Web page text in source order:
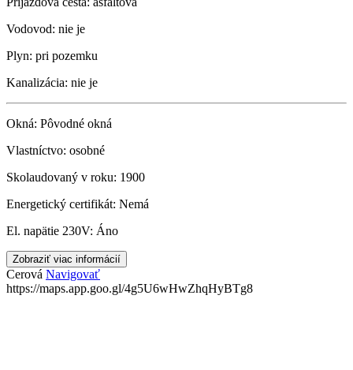
Vodovod: nie je
Plyn: pri pozemku
Kanalizácia: nie je
Okná: Pôvodné okná
Vlastníctvo: osobné
Skolaudovaný v roku: 1900
Energetický certifikát: Nemá
El. napätie 230V: Áno
Zobraziť viac informácií
Cerová Navigovať
https://maps.app.goo.gl/4g5U6wHwZhqHyBTg8